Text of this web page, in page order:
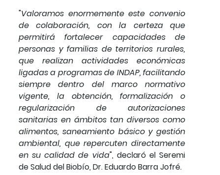
"Valoramos enormemente este convenio
de colaboración, con la certeza que
permitirá fortalecer capacidades de
personas y familias de territorios rurales,
que realizan actividades económicas
ligadas a programas de INDAP, facilitando
siempre dentro del marco normativo
vigente, la obtención, formalización o
regularización de autorizaciones
sanitarias en ámbitos tan diversos como
alimentos, saneamiento básico y gestión
ambiental, que repercuten directamente
en su calidad de vida", declaró el Seremi
de Salud del Biobío, Dr. Eduardo Barra Jofré.